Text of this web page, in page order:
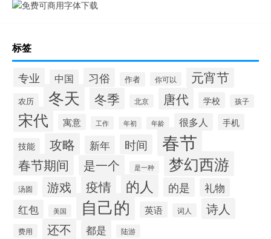
标签
专业 中国 习俗 作者 你可以 元宵节
农历 冬天 冬季 北京 唐代 学校 孩子
宋代 寓意 工作 年初 年龄 很多人 手机
技能 攻略 新年 时间 春节
春节期间 是一个 是一种 梦幻西游
汤圆 游戏 疫情 的人 的是
礼物
红包
美国 自己的 英语 词人 诗人
费用 还不 都是 陆游